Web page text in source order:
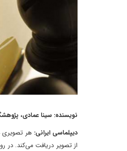
نویسنده: سینا عمادی،
دیپلماسی ایرانی: هر تصویری
از تصویر دریافت می‌کند. در